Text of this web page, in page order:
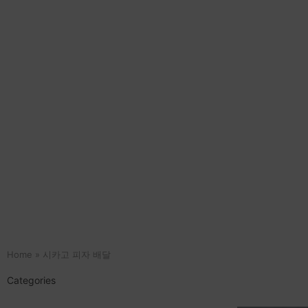
Home » 시카고 피자 배달
Categories